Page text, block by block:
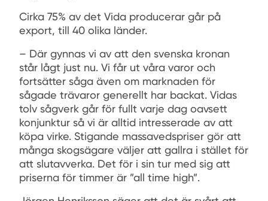
Cirka 75% av det Vida producerar går på
export, till 40 olika länder.
– Där gynnas vi av att den svenska kronan
står lågt just nu. Vi får ut våra varor och
fortsätter såga även om marknaden för
sågade trävaror generellt har backat. Vidas
tolv sågverk går för fullt varje dag oavsett
konjunktur så vi är alltid intresserade av att
köpa virke. Stigande massavedspriser gör att
många skogsägare väljer att gallra i stället för
att slutavverka. Det för i sin tur med sig att
priserna för timmer är ”all time high”.